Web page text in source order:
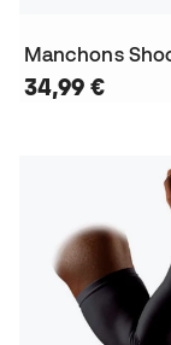
Manchons
34,99 €